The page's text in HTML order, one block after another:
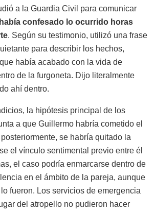
a la Guardia Civil para comunicar
confesado lo ocurrido horas
. Según su testimonio, utilizó una frase
para describir los hechos,
había acabado con la vida de
de la furgoneta. Dijo literalmente
ahí dentro.
la hipótesis principal de los
a que Guillermo habría cometido el
se habría quitado la
el vínculo sentimental previo entre él
el caso podría enmarcarse dentro de
en el ámbito de la pareja, aunque
fueron. Los servicios de emergencia
del atropello no pudieron hacer